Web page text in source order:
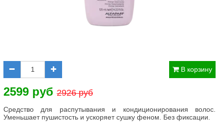
В корзину
2599 руб 2926 руб
Средство для распутывания и кондиционирования волос.
Уменьшает пушистость и ускоряет сушку феном. Без фиксации.